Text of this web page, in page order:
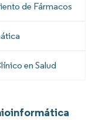
de Fármacos
en Salud